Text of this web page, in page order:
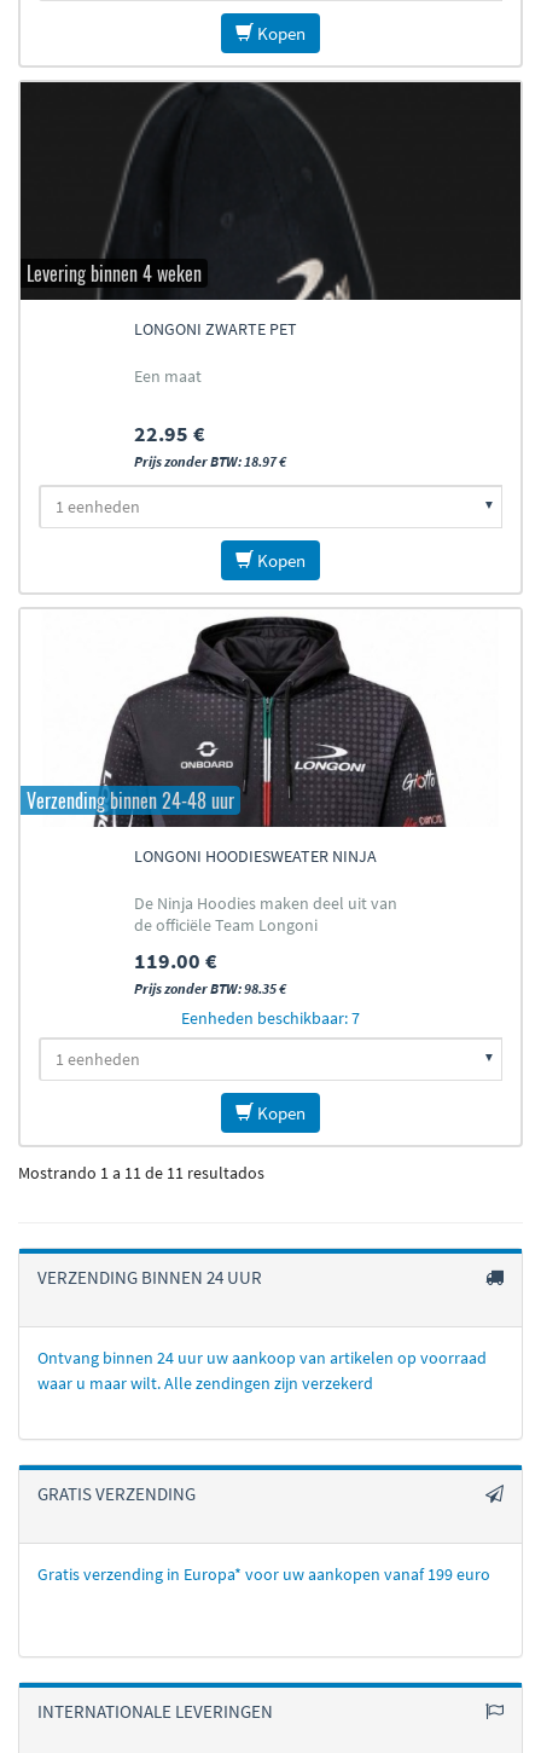
Kopen
Levering binnen 4 weken
LONGONI ZWARTE PET
Een maat
22.95 €
Prijs zonder BTW: 18.97 €
Kopen
Verzending binnen 24-48 uur
LONGONI HOODIESWEATER NINJA
De Ninja Hoodies maken deel uit van
de officiële Team Longoni
119.00 €
Prijs zonder BTW: 98.35 €
Eenheden beschikbaar: 7
Kopen
Mostrando 1 a 11 de 11 resultados
VERZENDING BINNEN 24 UUR
Ontvang binnen 24 uur uw aankoop van artikelen op voorraad
waar u maar wilt. Alle zendingen zijn verzekerd
GRATIS VERZENDING
Gratis verzending in Europa* voor uw aankopen vanaf 199 euro
INTERNATIONALE LEVERINGEN